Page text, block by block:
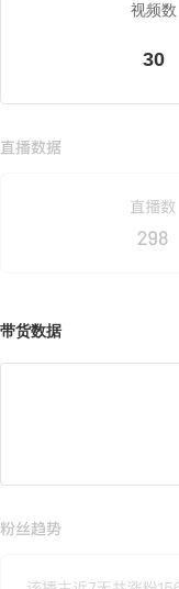
视频数
30
带货数据